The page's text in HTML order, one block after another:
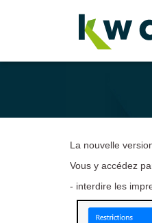
La nouvelle
Vous y accédez
- interdire les